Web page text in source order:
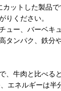
ットした製品
りください。
ュー、バーベキ
タンパク、鉄分
、牛肉と比べる
エネルギーは半